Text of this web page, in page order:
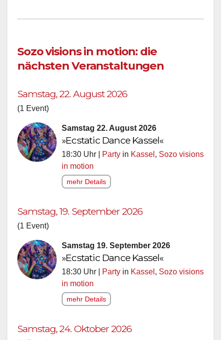
Sozo visions in motion: die
nächsten Veranstaltungen
Samstag, 22. August 2026
(1 Event)
Samstag 22. August 2026
»Ecstatic Dance Kassel«
18:30 Uhr | Party in Kassel , Sozo visions
in motion
mehr Details
Samstag, 19. September 2026
(1 Event)
Samstag 19. September 2026
»Ecstatic Dance Kassel«
18:30 Uhr | Party in Kassel , Sozo visions
in motion
mehr Details
Samstag, 24. Oktober 2026